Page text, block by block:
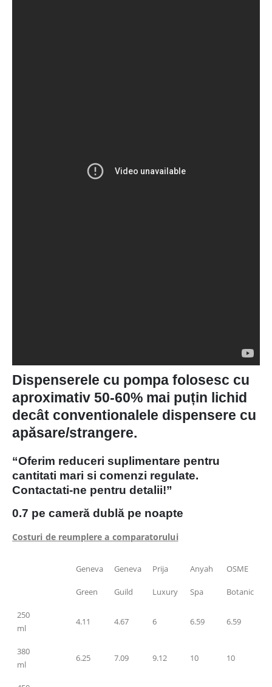
Dispenserele cu pompa folosesc cu
aproximativ 50-60% mai puțin lichid
decât conventionalele dispensere cu
apăsare/strangere.
“Oferim reduceri suplimentare pentru
cantitati mari si comenzi regulate.
Contactati-ne pentru detalii!”
0.7 pe cameră dublă pe noapte
Costuri de reumplere a comparatorului
Geneva Geneva Prija Anyah OSME
Green Guild Luxury Spa Botanic
250
ml
4.11 4.67 6 6.59 6.59
380
ml
6.25 7.09 9.12 10 10